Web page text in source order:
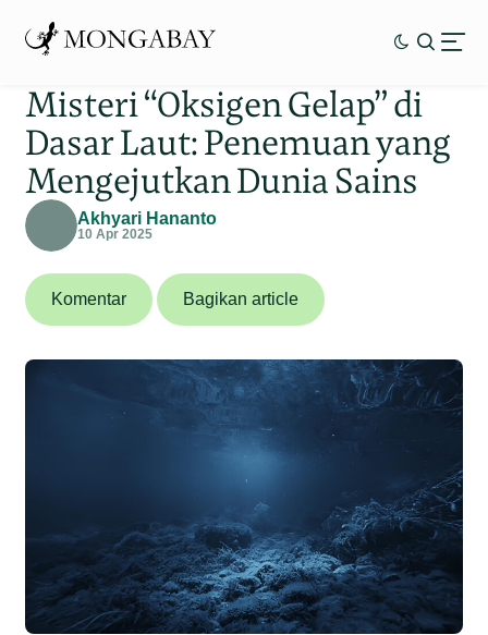
Misteri “Oksigen Gelap” di
Dasar Laut: Penemuan yang
Mengejutkan Dunia Sains
Akhyari Hananto
10 Apr 2025
Komentar Bagikan article